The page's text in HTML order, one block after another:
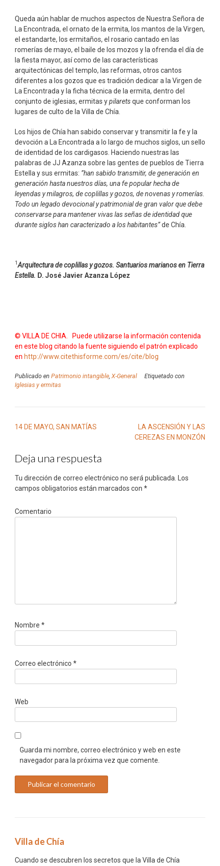
Queda aún hablar de muchos aspectos de Nuestra Señora de
La Encontrada, el ornato de la ermita, los mantos de la Virgen,
el estandarte, los ermitaños, el rosario cantado en las
romerías de mayo, el baile de los mozos y la ofrenda el día de
la fiesta mayor, así como de las características
arquitectónicas del templo, las reformas, otros cantos
diferentes a los gozos que es tradición dedicar a la Virgen de
La Encontrada y la ficha técnica de la ermita, dentro del
conjunto de iglesias, ermitas ypilaretsque conforman los
lugares de culto de la Villa de Chía.
Los hijos de Chía han sabido conservar y transmitir la fe y la
devoción a La Encontrada a lo largo de muchos siglos, un sello
de identidad de los cardigasos. Haciendo nuestras las
palabras de JJ Azanza sobre las gentes de pueblos de Tierra
Estella y sus ermitas: ”han sabido transmitir, de generación en
generación hasta nuestros días, una fe popular hecha de
leyendas y milagros, de coplillas y gozos, de novenas y romerías.
Todo un legado devocional y patrimonial de gran valor que debe
conservarse para mantener vivas las señas de identidad que
durante siglos han caracterizado a los habitantes”de Chía.
1 Arquitectura de coplillas y gozos. Santuarios marianos en Tierra
Estella. D. José Javier Azanza López
© VILLA DE CHIA. Puede utilizarse la información contenida
en este blog citando la fuente siguiendo el patrón explicado
en http://www.citethisforme.com/es/cite/blog
Publicado en Patrimonio intangible X-General
Etiquetado con
Iglesias y ermitas
Navegación
14 DE MAYO, SAN MATÍAS
LA ASCENSIÓN Y LAS
CEREZAS EN MONZÓN
Deja una respuesta
Tu dirección de correo electrónico no será publicada. Los
campos obligatorios están marcados con *
Comentario
Nombre *
Correo electrónico *
Web
Guarda mi nombre, correo electrónico y web en este
navegador para la próxima vez que comente.
Villa de Chía
Cuando se descubren los secretos que la Villa de Chía